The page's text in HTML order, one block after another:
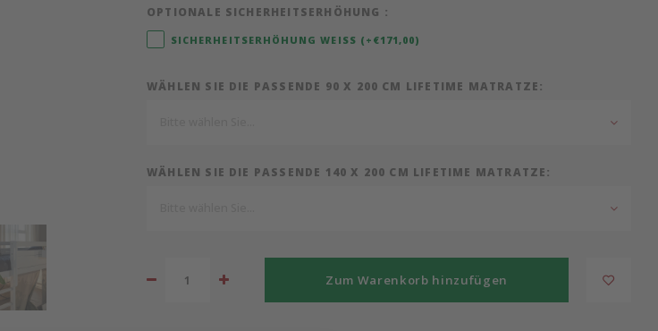
OPTIONALE SICHERHEITSERHÖHUNG :
SICHERHEITSERHÖHUNG WEISS (+€171,00)
WÄHLEN SIE DIE PASSENDE 90 X 200 CM LIFETIME MATRATZE:
WÄHLEN SIE DIE PASSENDE 140 X 200 CM LIFETIME MATRATZE:
Zum Warenkorb hinzufügen